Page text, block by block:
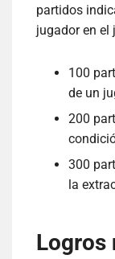
partidos
jugador en el
100
de un
200
300
la
Logros